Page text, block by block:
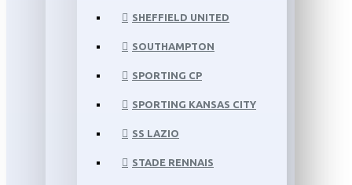
SHEFFIELD UNITED
SOUTHAMPTON
SPORTING CP
SPORTING KANSAS CITY
SS LAZIO
STADE RENNAIS